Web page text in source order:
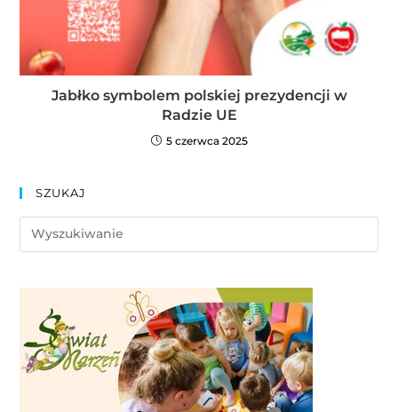
Jabłko symbolem polskiej prezydencji w
Radzie UE
5 czerwca 2025
SZUKAJ